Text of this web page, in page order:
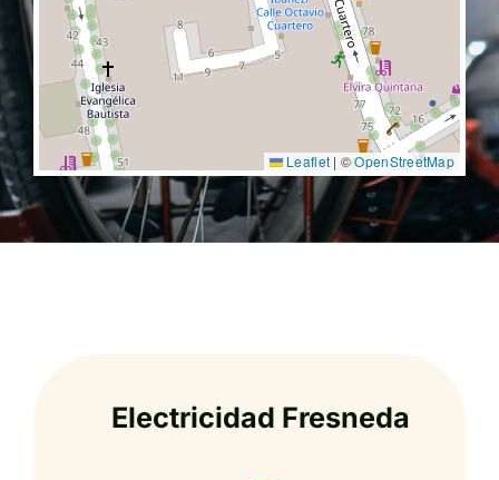
Leaflet | ©OpenStreetMap
Electricidad Fresneda